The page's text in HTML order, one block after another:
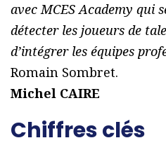
avec MCES Academy qui
détecter les joueurs de
d’intégrer les équipes
Romain Sombret.
Michel CAIRE
Chiffres clés